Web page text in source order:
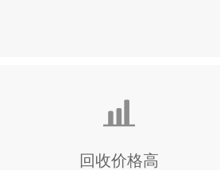
回收价格高